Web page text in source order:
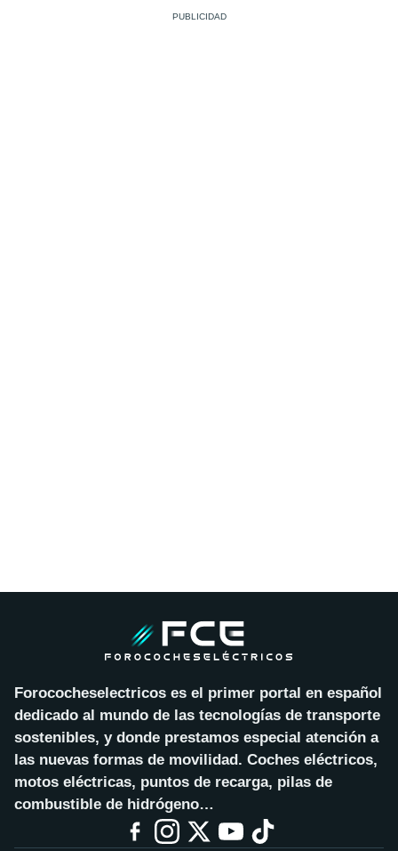
Forococheselectricos es el primer portal en español
dedicado al mundo de las tecnologías de transporte
sostenibles, y donde prestamos especial atención a
las nuevas formas de movilidad. Coches eléctricos,
motos eléctricas, puntos de recarga, pilas de
combustible de hidrógeno…